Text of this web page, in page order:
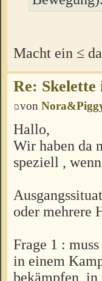
Macht ein ≤
Re:
von
Hallo,
Wir haben da
speziell ,
oder mehrere
Frage 1 :
in einem
bekämpfen,